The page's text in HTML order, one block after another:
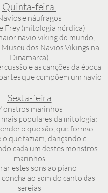
Quinta-feira
e náufragos
Frey (mitologia nórdica)
navio viking do mundo,
dos Navios Vikings na
Dinamarca)
e as canções da época
que compõem um navio
Sexta-feira
marinhos
populares da mitologia:
o que são, que formas
o que faziam, dançando e
cada um destes monstros
marinhos
estes sons ao piano
ao som do canto das
sereias